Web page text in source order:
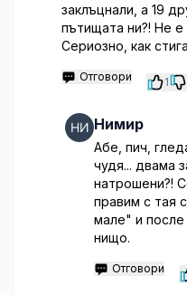
заклъцнали, а 19
пътищата ни?! Не
Сериозно, как
Отговори 1
Нимир
Абе, пич,
чудя... двама
натрошени?!
правим с тая
мале" и после
нищо.
Отговори